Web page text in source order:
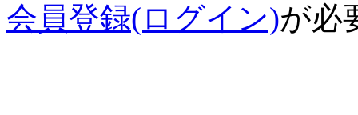
会員登録(ログイン)が必